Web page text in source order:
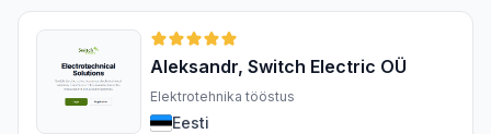
Aleksandr, Switch Electric OÜ
Elektrotehnika tööstus
Eesti